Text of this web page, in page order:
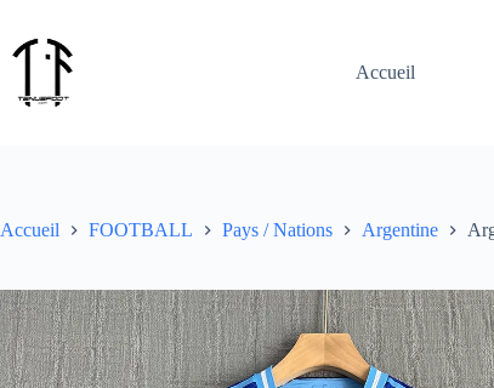
contenu
Accueil
Accueil FOOTBALL Pays / Nations Argentine